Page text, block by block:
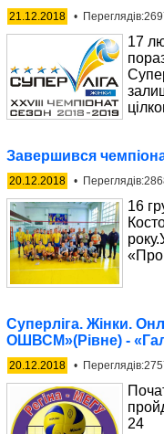
21.12.2018 •
17
Завершився
20.12.2018 •
16
Суперліга. Жінки.
ОШВСМ»(Рівне) -
20.12.2018 •
24